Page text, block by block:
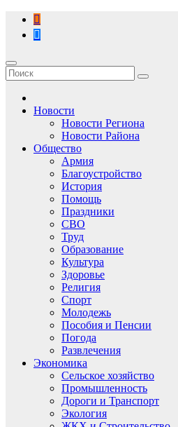
Перейти
содержимому
Новости
Новости Региона
Новости Района
Общество
Армия
Благоустройство
История
Помощь
Праздники
СВО
Труд
Образование
Культура
Здоровье
Религия
Спорт
Молодежь
Пособия и Пенсии
Погода
Развлечения
Экономика
Сельское хозяйство
Промышленность
Дороги и Транспорт
Экология